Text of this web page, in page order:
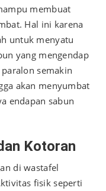
membuat
Hal ini karena
untuk menyatu
yang mengendap
semakin
akan menyumbat
endapan sabun
Kotoran
di wastafel
fisik seperti